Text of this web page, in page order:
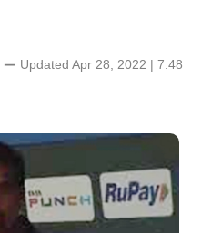
⚊ Updated Apr 28, 2022 | 7:48